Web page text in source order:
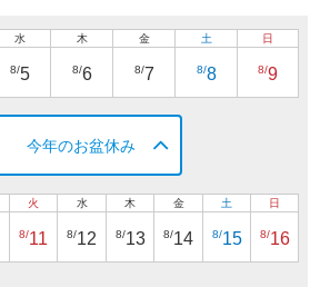
水
8/5
木
8/6
金
8/7
土
8/8
日
8/9
今年のお盆休み
火
8/11
水
8/12
木
8/13
金
8/14
土
8/15
日
8/16